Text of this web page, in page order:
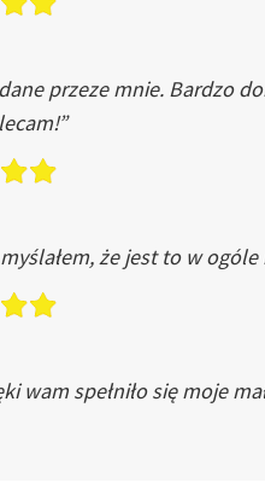
przeze mnie. Bardzo
że jest to w
wam spełniło się moje